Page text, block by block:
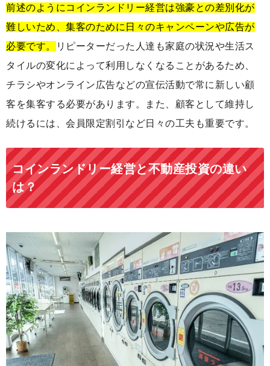
前述のようにコインランドリー経営は強豪との差別化が
難しいため、集客のために日々のキャンペーンや広告が
必要です。
リピーターだった人達も家庭の状況や生活ス
タイルの変化によって利用しなくなることがあるため、
チラシやオンライン広告などの宣伝活動で常に新しい顧
客を集客する必要があります。また、顧客として維持し
続けるには、会員限定割引など日々の工夫も重要です。
コインランドリー経営と不動産投資の違い
は？